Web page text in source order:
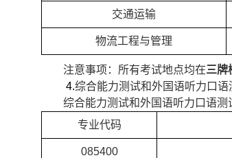
交通运输
物流工程与管理
注意事项：所有考试地点均在三牌
4.综合能力测试和外国语听力口语
综合能力测试和外国语听力口语测
专业代码
085400